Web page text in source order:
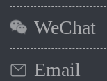
WeChat
Email